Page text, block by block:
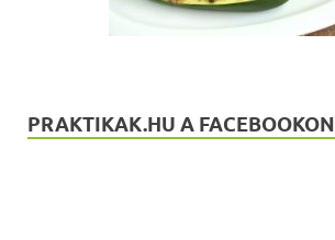
PRAKTIKAK.HU A FACEBOOKON